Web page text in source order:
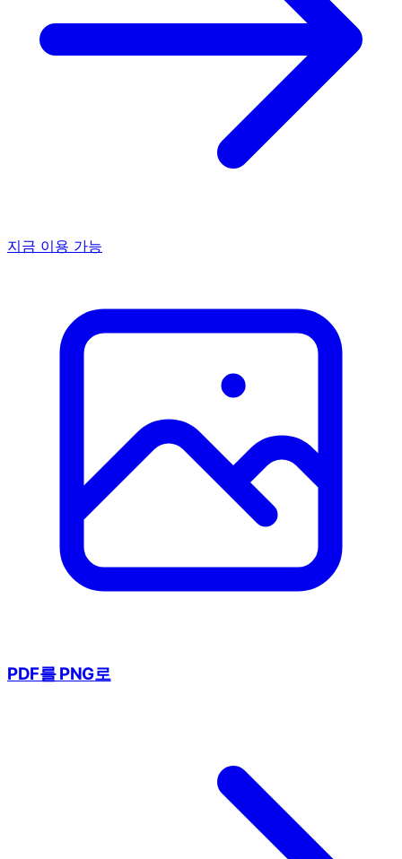
지금 이용 가능
PDF를 PNG로